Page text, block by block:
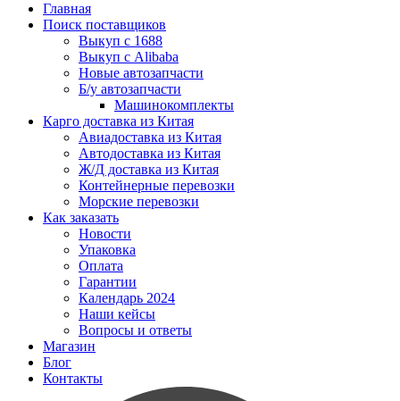
Главная
Поиск поставщиков
Выкуп с 1688
Выкуп с Alibaba
Новые автозапчасти
Б/у автозапчасти
Машинокомплекты
Карго доставка из Китая
Авиадоставка из Китая
Автодоставка из Китая
Ж/Д доставка из Китая
Контейнерные перевозки
Морские перевозки
Как заказать
Новости
Упаковка
Оплата
Гарантии
Календарь 2024
Наши кейсы
Вопросы и ответы
Магазин
Блог
Контакты